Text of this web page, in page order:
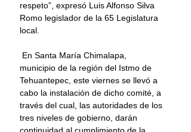
respeto”, expresó Luis Alfonso Silva
Romo legislador de la 65 Legislatura
local.
municipio de la región del Istmo de
Tehuantepec, este viernes se llevó a
cabo la instalación de dicho comité, a
través del cual, las autoridades de los
tres niveles de gobierno, darán